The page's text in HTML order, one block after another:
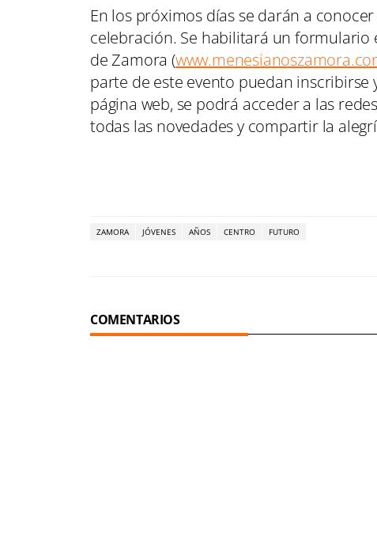
En los próximos días se darán a
celebración. Se habilitará un formulario
de Zamora (
parte de este evento puedan inscribirse
página web, se podrá acceder a las
todas las novedades y compartir la
ZAMORA JÓVENES AÑOS CENTRO FUTURO
COMENTARIOS